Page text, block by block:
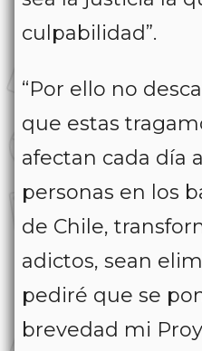
culpabilidad”.
“Por ello no
que estas
afectan cada día
personas en los
de Chile,
adictos, sean
pediré que se
brevedad mi